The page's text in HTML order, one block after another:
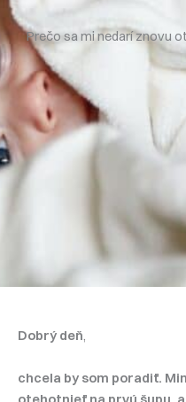
Prečo sa mi nedarí znovu
Dobrý deň,
chcela by som poradiť.